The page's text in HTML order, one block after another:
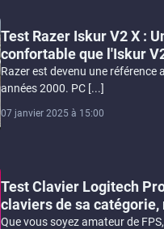
Test Razer Iskur V2 X :
confortable que l'Iskur
Razer est devenu une référence
années 2000. PC [...]
07 janvier 2025 à 15:00
Test Clavier Logitech
claviers de sa catégorie,
Que vous soyez amateur de